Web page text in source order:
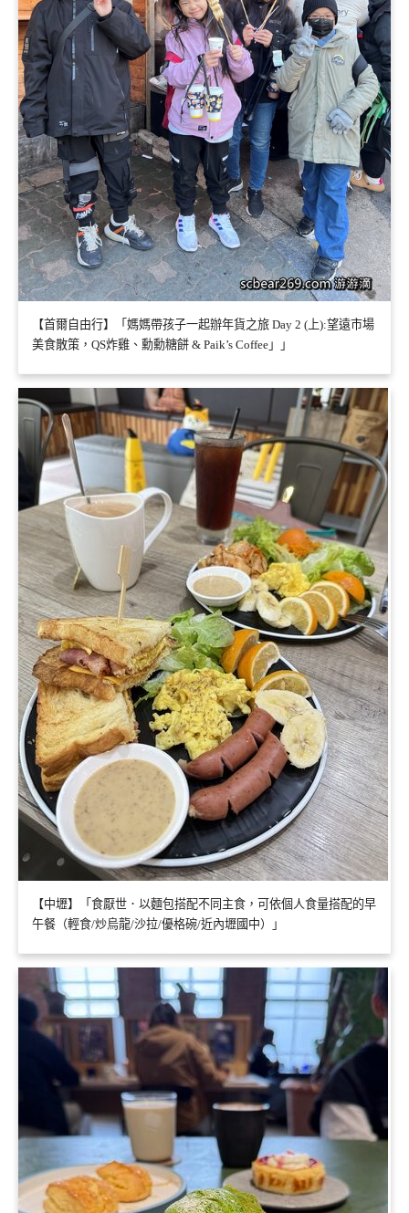
【首爾自由行】「媽媽帶孩子一起辦年貨之旅 Day 2 (上):望遠市場
美食散策，QS炸雞、勳勳糖餅 & Paik’s Coffee」」
【中壢】「食厭世．以麵包搭配不同主食，可依個人食量搭配的早
午餐（輕食/炒烏龍/沙拉/優格碗/近內壢國中）」